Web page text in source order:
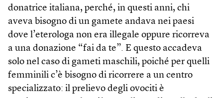
donatrice italiana, perché, in questi anni, chi
aveva bisogno di un gamete andava nei paesi
dove l’eterologa non era illegale oppure ricorreva
a una donazione “fai da te”. E questo accadeva
solo nel caso di gameti maschili, poiché per quelli
femminili c’è bisogno di ricorrere a un centro
specializzato: il prelievo degli ovociti è